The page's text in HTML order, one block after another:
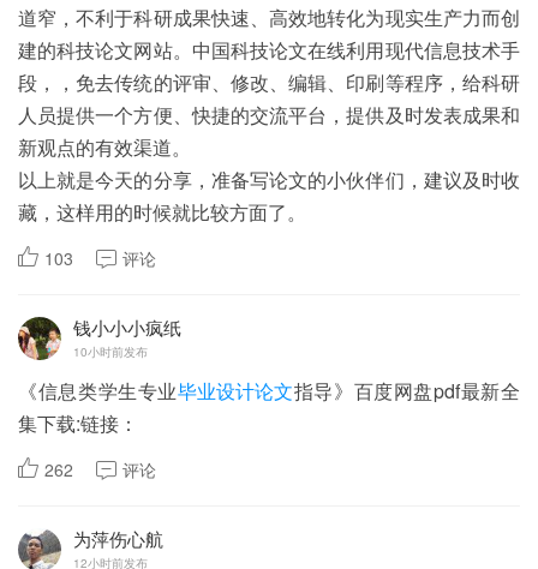
道窄，不利于科研成果快速、高效地转化为现实生产力而创
建的科技论文网站。中国科技论文在线利用现代信息技术手
段，，免去传统的评审、修改、编辑、印刷等程序，给科研
人员提供一个方便、快捷的交流平台，提供及时发表成果和
新观点的有效渠道。
以上就是今天的分享，准备写论文的小伙伴们，建议及时收
藏，这样用的时候就比较方面了。
103 评论
钱小小小疯纸
10小时前发布
《信息类学生专业毕业设计论文指导》百度网盘pdf最新全
集下载:链接：
262 评论
为萍伤心航
12小时前发布